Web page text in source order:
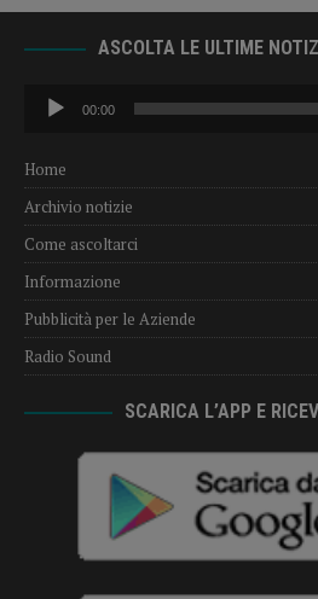
ASCOLTA LE ULTIME
Audio
Player
00:00
Home
Archivio notizie
Come ascoltarci
Informazione
Pubblicità per le Aziende
Radio Sound
SCARICA L’APP E